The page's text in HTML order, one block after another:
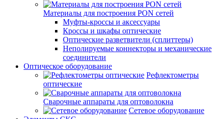
Материалы для построения PON сетей
Муфты-кроссы и аксессуары
Кроссы и шкафы оптические
Оптические разветвители (сплиттеры)
Неполируемые коннекторы и механические
соединители
Оптическое оборудование
Рефлектометры
оптические
Сварочные аппараты для оптоволокна
Сетевое оборудование